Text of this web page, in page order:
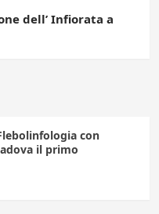
dell’ Infiorata a
con
il primo